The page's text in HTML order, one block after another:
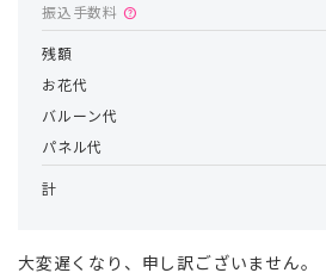
振込手数料 help
残額
お花代
バルーン代
パネル代
計
大変遅くなり、申し訳ございません。